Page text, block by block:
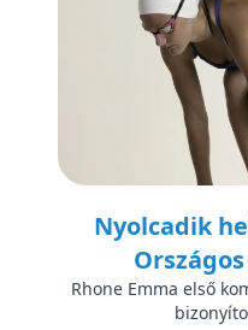
Nyolcadik
Rhone Emma első